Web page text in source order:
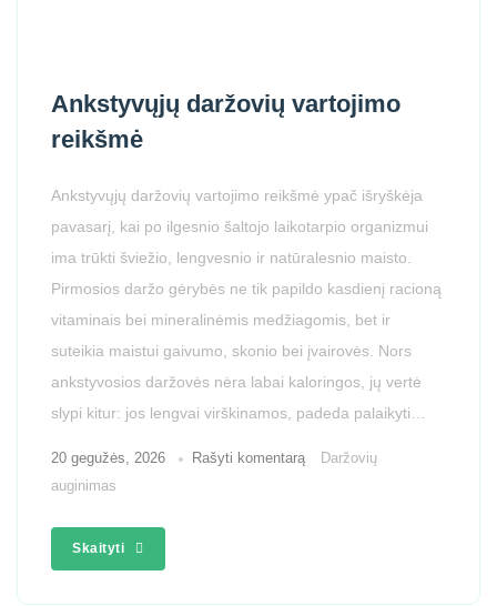
Ankstyvųjų daržovių vartojimo
reikšmė
Ankstyvųjų daržovių vartojimo reikšmė ypač išryškėja
pavasarį, kai po ilgesnio šaltojo laikotarpio organizmui
ima trūkti šviežio, lengvesnio ir natūralesnio maisto.
Pirmosios daržo gėrybės ne tik papildo kasdienį racioną
vitaminais bei mineralinėmis medžiagomis, bet ir
suteikia maistui gaivumo, skonio bei įvairovės. Nors
ankstyvosios daržovės nėra labai kaloringos, jų vertė
slypi kitur: jos lengvai virškinamos, padeda palaikyti…
20 gegužės, 2026 Rašyti komentarą
Daržovių
auginimas
Skaityti